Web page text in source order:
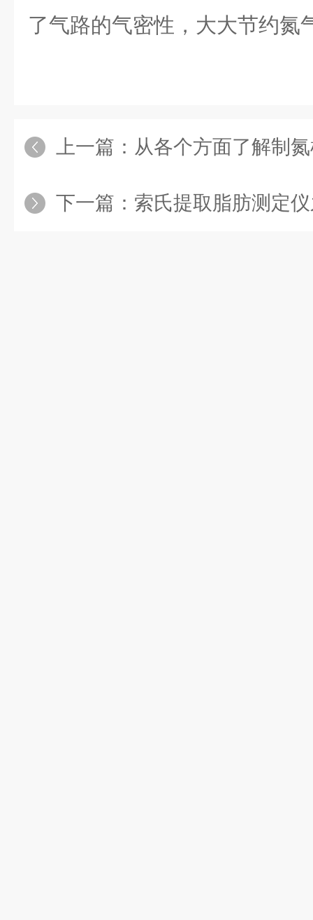
了气路的气密性，大大节约氮
上一篇： 从各个方面了解制
下一篇： 索氏提取脂肪测定仪之